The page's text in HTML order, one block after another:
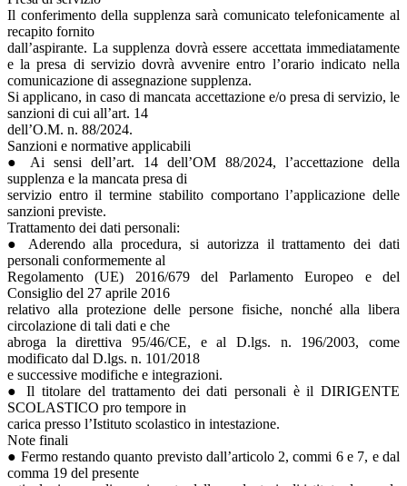
Il conferimento della supplenza sarà comunicato telefonicamente al
recapito fornito
dall’aspirante. La supplenza dovrà essere accettata immediatamente
e la presa di servizio dovrà avvenire entro l’orario indicato nella
comunicazione di assegnazione supplenza.
Si applicano, in caso di mancata accettazione e/o presa di servizio, le
sanzioni di cui all’art. 14
dell’O.M. n. 88/2024.
Sanzioni e normative applicabili
● Ai sensi dell’art. 14 dell’OM 88/2024, l’accettazione della
supplenza e la mancata presa di
servizio entro il termine stabilito comportano l’applicazione delle
sanzioni previste.
Trattamento dei dati personali:
● Aderendo alla procedura, si autorizza il trattamento dei dati
personali conformemente al
Regolamento (UE) 2016/679 del Parlamento Europeo e del
Consiglio del 27 aprile 2016
relativo alla protezione delle persone fisiche, nonché alla libera
circolazione di tali dati e che
abroga la direttiva 95/46/CE, e al D.lgs. n. 196/2003, come
modificato dal D.lgs. n. 101/2018
e successive modifiche e integrazioni.
● Il titolare del trattamento dei dati personali è il DIRIGENTE
SCOLASTICO pro tempore in
carica presso l’Istituto scolastico in intestazione.
Note finali
● Fermo restando quanto previsto dall’articolo 2, commi 6 e 7, e dal
comma 19 del presente